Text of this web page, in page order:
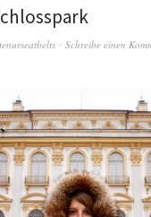
Schreibe einen